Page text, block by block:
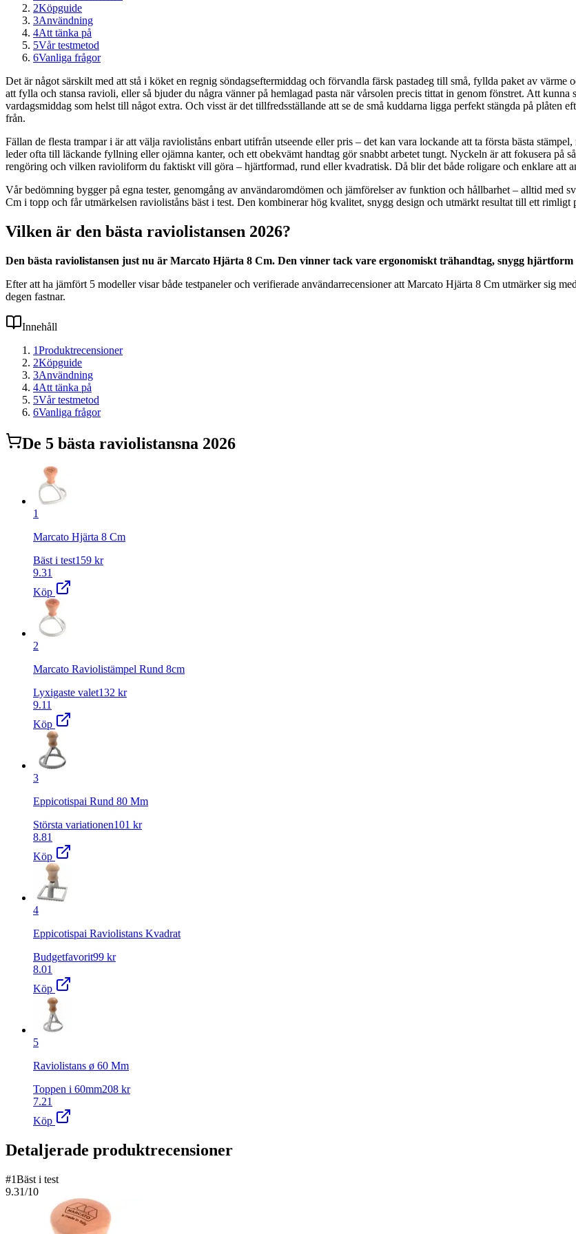
2Köpguide
3Användning
4Att tänka på
5Vår testmetod
6Vanliga frågor
Det är något särskilt med att stå i köket en regnig söndagseftermiddag och förvandla färsk pastadeg till små, fyllda paket av
att fylla och stansa ravioli, eller så bjuder du några vänner på hemlagad pasta när vårsolen precis tittat in genom fönstret. Att
vardagsmiddag som helst till något extra. Och visst är det tillfredsställande att se de små kuddarna ligga perfekt stängda på plåten
från.
Fällan de flesta trampar i är att välja ravioliståns enbart utifrån utseende eller pris – det kan vara lockande att ta första bästa
leder ofta till läckande fyllning eller ojämna kanter, och ett obekvämt handtag gör snabbt arbetet tungt. Nyckeln är att fokusera på
rengöring och vilken ravioliform du faktiskt vill göra – hjärtformad, rund eller kvadratisk. Då blir det både roligare och enklare att
Vår bedömning bygger på egna tester, genomgång av användaromdömen och jämförelser av funktion och hållbarhet – alltid med
Cm i topp och får utmärkelsen ravioliståns bäst i test. Den kombinerar hög kvalitet, snygg design och utmärkt resultat till ett rimligt
Vilken är den bästa raviolistansen 2026?
Den bästa raviolistansen just nu är Marcato Hjärta 8 Cm. Den vinner tack vare ergonomiskt trähandtag, snygg
Efter att ha jämfört 5 modeller visar både testpaneler och verifierade användarrecensioner att Marcato Hjärta 8 Cm utmärker sig
degen fastnar.
Innehåll
1Produktrecensioner
2Köpguide
3Användning
4Att tänka på
5Vår testmetod
6Vanliga frågor
De 5 bästa raviolistansna 2026
1
Marcato Hjärta 8 Cm
Bäst i test159 kr
9.31
Köp
2
Marcato Raviolistämpel Rund 8cm
Lyxigaste valet132 kr
9.11
Köp
3
Eppicotispai Rund 80 Mm
Största variationen101 kr
8.81
Köp
4
Eppicotispai Raviolistans Kvadrat
Budgetfavorit99 kr
8.01
Köp
5
Raviolistans ø 60 Mm
Toppen i 60mm208 kr
7.21
Köp
Detaljerade produktrecensioner
#1Bäst i test
9.31/10